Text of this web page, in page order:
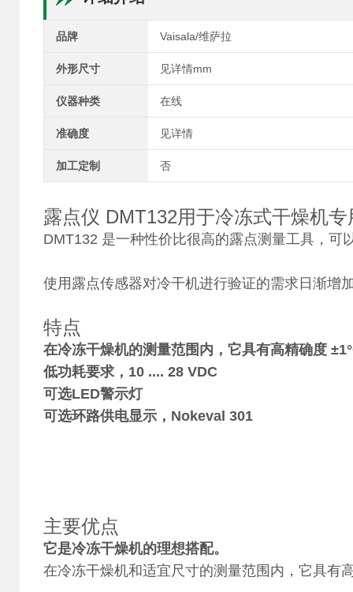
品牌 Vaisala/维萨拉
外形尺寸 见详情mm
仪器种类 在线
准确度 见详情
加工定制 否
露点仪 DMT132用于冷冻式干燥机专
DMT132 是一种性价比很高的露点测量工具，
使用露点传感器对冷干机进行验证的需求日渐增
特点
在冷冻干燥机的测量范围内，它具有高精确度
低功耗要求，10 .... 28 VDC
可选LED警示灯
可选环路供电显示，Nokeval 301
主要优点
它是冷冻干燥机的理想搭配。
在冷冻干燥机和适宜尺寸的测量范围内，它具有